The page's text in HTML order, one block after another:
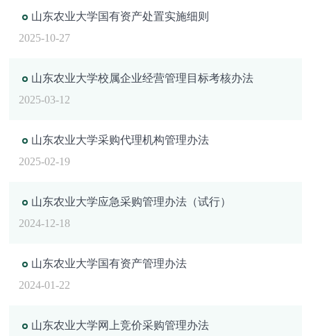
山东农业大学国有资产处置实施细则
2025-10-27
山东农业大学校属企业经营管理目标考核办法
2025-03-12
山东农业大学采购代理机构管理办法
2025-02-19
山东农业大学应急采购管理办法（试行）
2024-12-18
山东农业大学国有资产管理办法
2024-01-22
山东农业大学网上竞价采购管理办法